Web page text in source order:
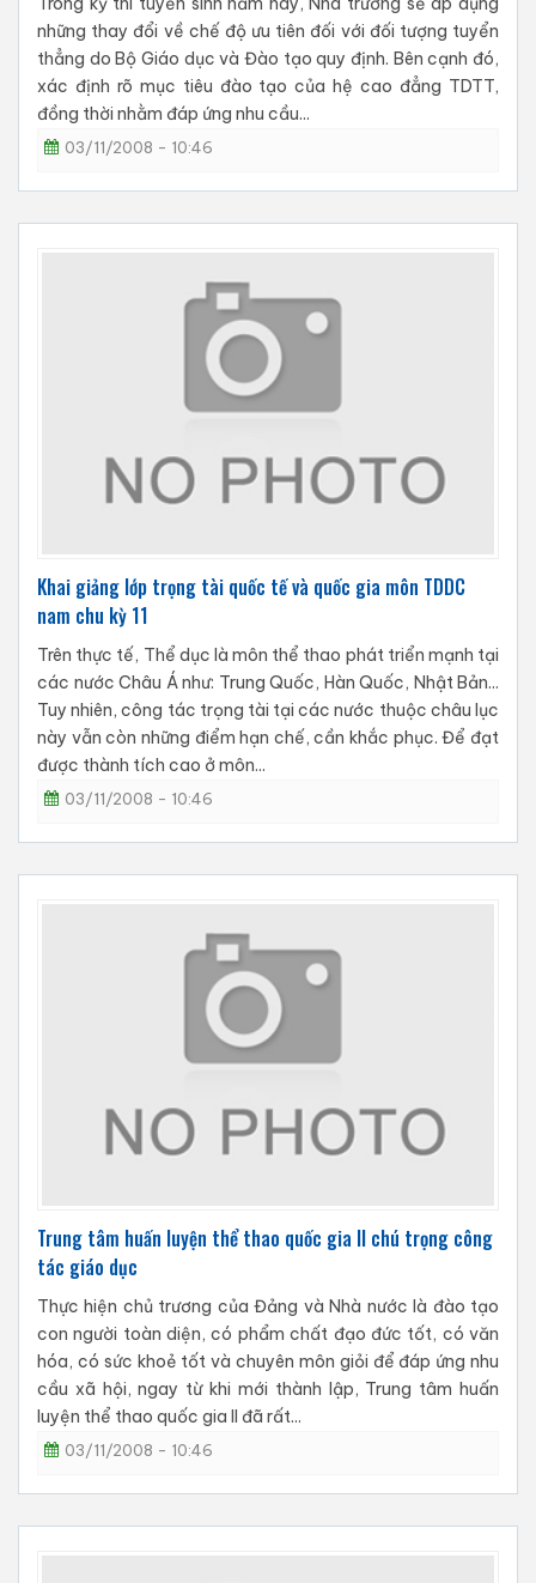
những thay đổi về chế độ ưu tiên đối với đối tượng tuyển
thẳng do Bộ Giáo dục và Đào tạo quy định. Bên cạnh đó,
xác định rõ mục tiêu đào tạo của hệ cao đẳng TDTT,
đồng thời nhằm đáp ứng nhu cầu...
03/11/2008 - 10:46
Khai giảng lớp trọng tài quốc tế và quốc gia môn TDDC
nam chu kỳ 11
Trên thực tế, Thể dục là môn thể thao phát triển mạnh tại
các nước Châu Á như: Trung Quốc, Hàn Quốc, Nhật Bản...
Tuy nhiên, công tác trọng tài tại các nước thuộc châu lục
này vẫn còn những điểm hạn chế, cần khắc phục. Để đạt
được thành tích cao ở môn...
03/11/2008 - 10:46
Trung tâm huấn luyện thể thao quốc gia II chú trọng công
tác giáo dục
Thực hiện chủ trương của Đảng và Nhà nước là đào tạo
con người toàn diện, có phẩm chất đạo đức tốt, có văn
hóa, có sức khoẻ tốt và chuyên môn giỏi để đáp ứng nhu
cầu xã hội, ngay từ khi mới thành lập, Trung tâm huấn
luyện thể thao quốc gia II đã rất...
03/11/2008 - 10:46